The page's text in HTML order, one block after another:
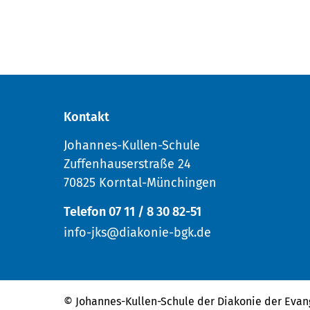
Kontakt
Johannes-Kullen-Schule
Zuffenhauserstraße 24
70825 Korntal-Münchingen
Telefon 07 11 / 8 30 82-51
info-jks@diakonie-bgk.de
© Johannes-Kullen-Schule der Diakonie der